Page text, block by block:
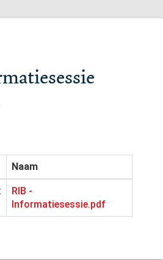
Naam
RIB -
Informatiesessie.pdf